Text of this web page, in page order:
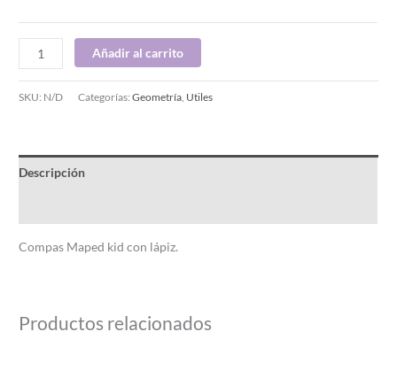
Añadir al carrito
SKU: N/D Categorías:Geometría Utiles
Descripción
Compas Maped kid con lápiz.
Productos relacionados